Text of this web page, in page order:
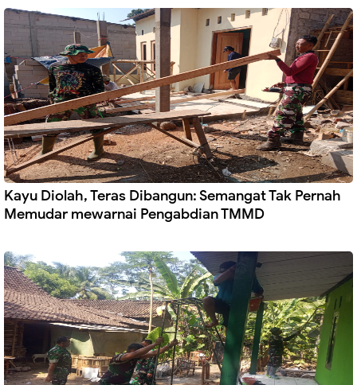
Kayu Diolah, Teras Dibangun: Semangat Tak Pernah
Memudar mewarnai Pengabdian TMMD